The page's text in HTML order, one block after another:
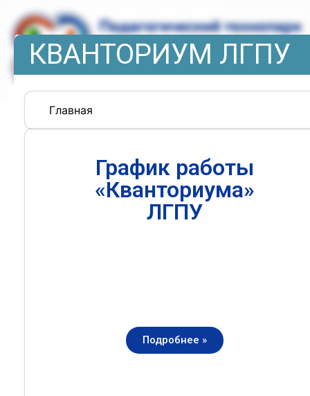
КВАНТОРИУМ ЛГПУ
Главная
График работы
«Кванториума»
ЛГПУ
Подробнее »